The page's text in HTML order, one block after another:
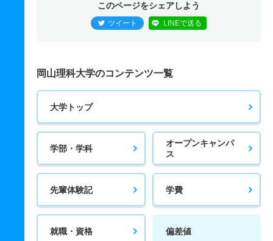
このページをシェアしよう
ツイート LINEで送る
岡山理科大学のコンテンツ一覧
大学トップ
学部・学科
オープンキャンパ
ス
先輩体験記 学費
就職・資格 偏差値